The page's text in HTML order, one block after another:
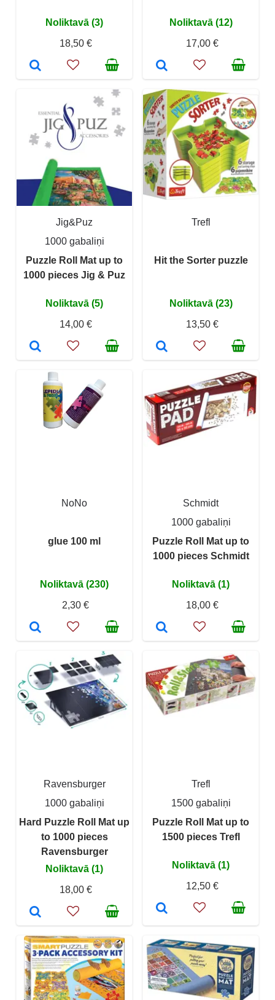
Noliktavā (3)
18,50 €
Noliktavā (12)
17,00 €
Jig&Puz
1000 gabaliņi
Puzzle Roll Mat up to
1000 pieces Jig & Puz
Noliktavā (5)
14,00 €
Trefl
Hit the Sorter puzzle
Noliktavā (23)
13,50 €
NoNo
glue 100 ml
Noliktavā (230)
2,30 €
Schmidt
1000 gabaliņi
Puzzle Roll Mat up to
1000 pieces Schmidt
Noliktavā (1)
18,00 €
Ravensburger
1000 gabaliņi
Hard Puzzle Roll Mat up
to 1000 pieces
Ravensburger
Noliktavā (1)
18,00 €
Trefl
1500 gabaliņi
Puzzle Roll Mat up to
1500 pieces Trefl
Noliktavā (1)
12,50 €